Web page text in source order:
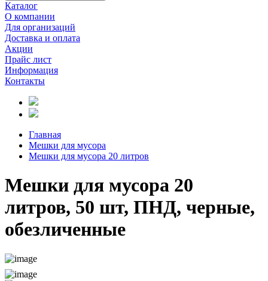
Каталог
О компании
Для организаций
Доставка и оплата
Акции
Прайс лист
Информация
Контакты
Главная
Мешки для мусора
Мешки для мусора 20 литров
Мешки для мусора 20
литров, 50 шт, ПНД, черные,
обезличенные